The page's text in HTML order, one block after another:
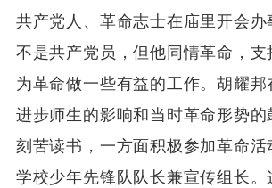
共产党人、革命志士在庙里开会办
不是共产党员，但他同情革命，
为革命做一些有益的工作。胡耀邦
进步师生的影响和当时革命形势的
刻苦读书，一方面积极参加革命
学校少年先锋队队长兼宣传组长